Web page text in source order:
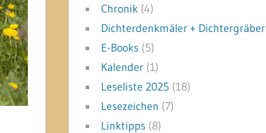
Chronik (4)
Dichterdenkmäler + Dichtergräber
E-Books (5)
Kalender (1)
Leseliste 2025 (18)
Lesezeichen (7)
Linktipps (8)